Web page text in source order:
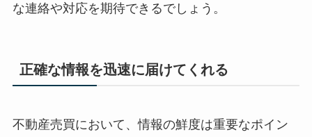
な連絡や対応を期待できるでしょう。
正確な情報を迅速に届けてくれる
不動産売買において、情報の鮮度は重要なポイン